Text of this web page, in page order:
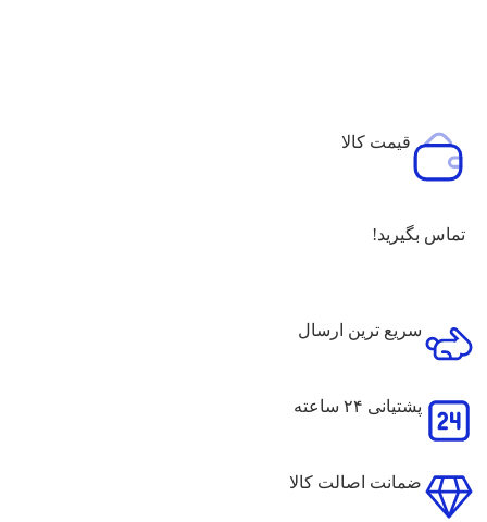
قیمت کالا
تماس بگیرید!
سریع ترین ارسال
پشتیانی ۲۴ ساعته
ضمانت اصالت کالا